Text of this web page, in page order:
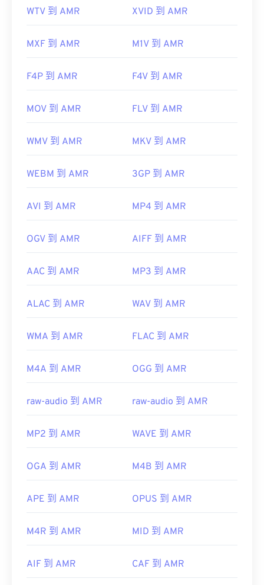
https://www.etsi.org/
WTV 到 AMR XVID 到 AMR
MXF 到 AMR M1V 到 AMR
F4P 到 AMR F4V 到 AMR
MOV 到 AMR FLV 到 AMR
WMV 到 AMR MKV 到 AMR
WEBM 到 AMR 3GP 到 AMR
AVI 到 AMR MP4 到 AMR
OGV 到 AMR AIFF 到 AMR
AAC 到 AMR MP3 到 AMR
ALAC 到 AMR WAV 到 AMR
WMA 到 AMR FLAC 到 AMR
M4A 到 AMR OGG 到 AMR
raw-audio 到 AMR raw-audio 到 AMR
MP2 到 AMR WAVE 到 AMR
OGA 到 AMR M4B 到 AMR
APE 到 AMR OPUS 到 AMR
M4R 到 AMR MID 到 AMR
AIF 到 AMR CAF 到 AMR